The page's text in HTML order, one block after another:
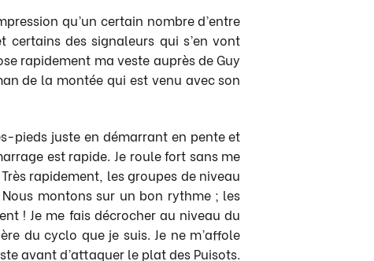
qu’un certain nombre d’entre
des signaleurs qui s’en vont
rapidement ma veste auprès de Guy
de la montée qui est venu avec son
pieds juste en démarrant en pente et
est rapide. Je roule fort sans me
rapidement, les groupes de niveau
montons sur un bon rythme ; les
! Je me fais décrocher au niveau du
du cyclo que je suis. Je ne m’affole
avant d’attaquer le plat des Puisots.